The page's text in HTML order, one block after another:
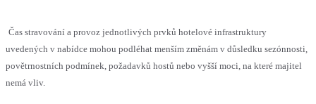
Čas stravování a provoz jednotlivých prvků hotelové infrastruktury
uvedených v nabídce mohou podléhat menším změnám v důsledku sezónnosti,
povětrnostních podmínek, požadavků hostů nebo vyšší moci, na které majitel
nemá vliv.